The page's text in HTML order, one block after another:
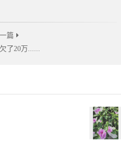
一篇
了20万......